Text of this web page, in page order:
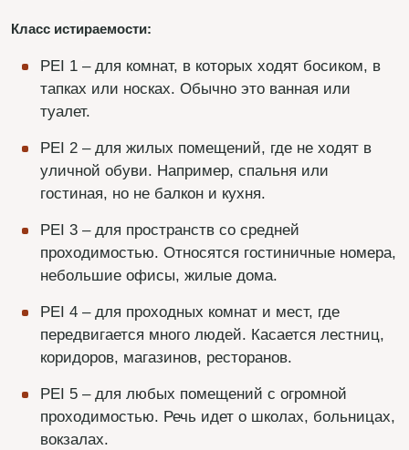
Класс истираемости:
PEI 1 – для комнат, в которых ходят босиком, в
тапках или носках. Обычно это ванная или
туалет.
PEI 2 – для жилых помещений, где не ходят в
уличной обуви. Например, спальня или
гостиная, но не балкон и кухня.
PEI 3 – для пространств со средней
проходимостью. Относятся гостиничные номера,
небольшие офисы, жилые дома.
PEI 4 – для проходных комнат и мест, где
передвигается много людей. Касается лестниц,
коридоров, магазинов, ресторанов.
PEI 5 – для любых помещений с огромной
проходимостью. Речь идет о школах, больницах,
вокзалах.